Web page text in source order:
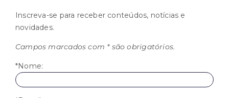
Inscreva-se para receber conteúdos, notícias e
novidades.
Campos marcados com * são obrigatórios.
*Nome: